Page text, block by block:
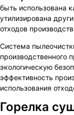
быть использована
утилизирована
отходов
Система
производственного
экологическую
эффективность
использования
Горелка